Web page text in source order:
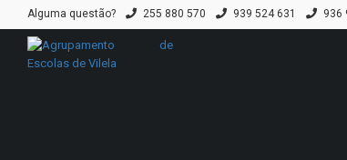
Alguma questão? 255 880 570 939 524 631 936